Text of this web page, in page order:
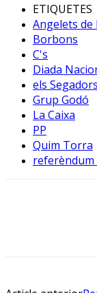
ETIQUETES
Angelets de
Borbons
C's
Diada
els
Grup Godó
La Caixa
PP
Quim Torra
referèndum